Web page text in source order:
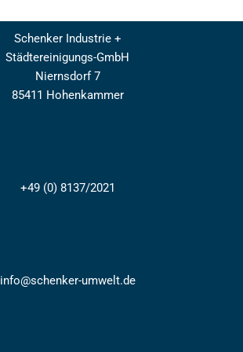
Schenker Industrie +
Städtereinigungs-GmbH
Niernsdorf 7
85411 Hohenkammer
+49 (0) 8137/2021
info@schenker-umwelt.de